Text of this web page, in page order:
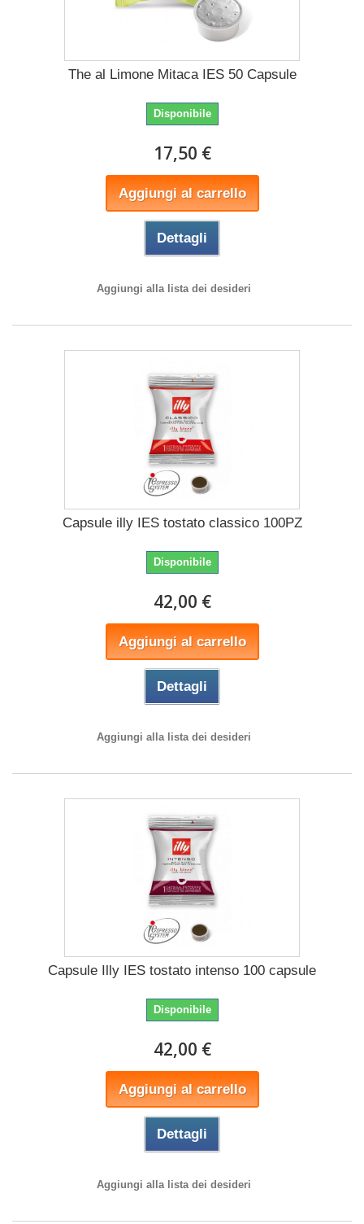
The al Limone Mitaca IES 50 Capsule
Disponibile
17,50 €
Aggiungi al carrello
Dettagli
Aggiungi alla lista dei desideri
Capsule illy IES tostato classico 100PZ
Disponibile
42,00 €
Aggiungi al carrello
Dettagli
Aggiungi alla lista dei desideri
Capsule Illy IES tostato intenso 100 capsule
Disponibile
42,00 €
Aggiungi al carrello
Dettagli
Aggiungi alla lista dei desideri